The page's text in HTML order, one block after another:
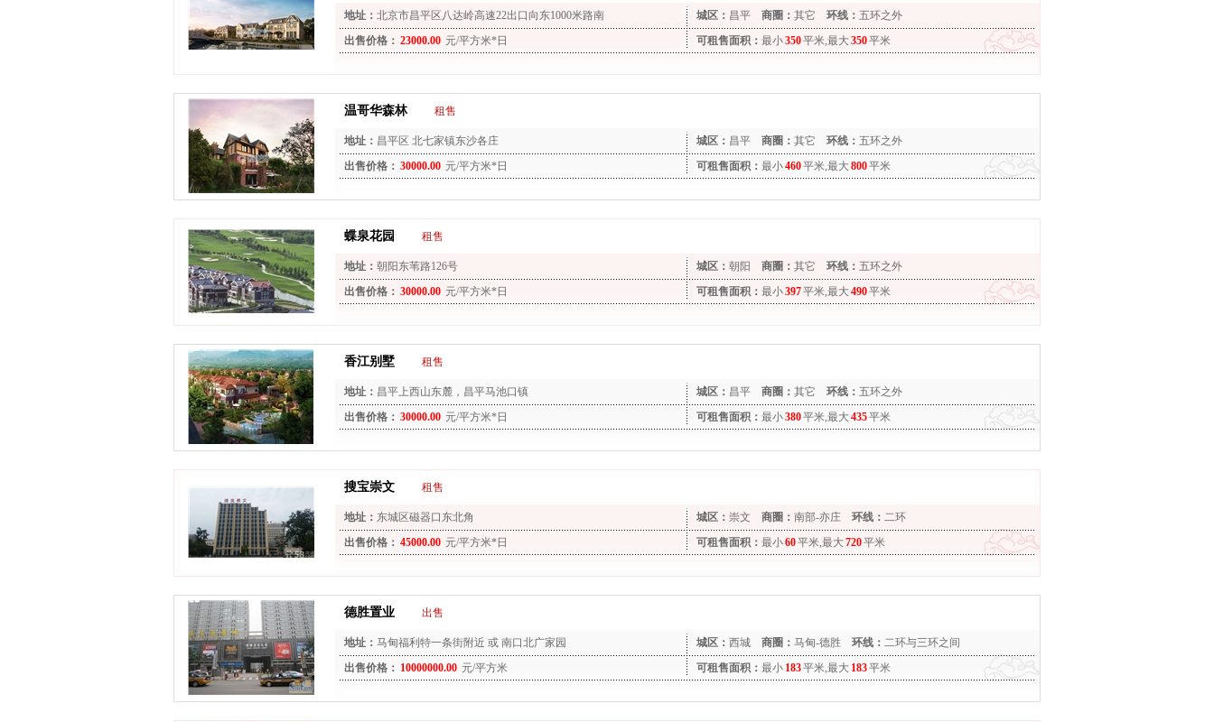
地址： 北京市昌平区八达岭高速22出口向东1000米路南 城区： 昌平 商圈： 其它 环线： 五环之外
出售价格： 23000.00 元/平方米*日 可租售面积： 最小350平米,最大350平米
温哥华森林 租售
地址： 昌平区 北七家镇东沙各庄 城区： 昌平 商圈： 其它 环线： 五环之外
出售价格： 30000.00 元/平方米*日 可租售面积： 最小460平米,最大800平米
蝶泉花园 租售
地址： 朝阳东苇路126号 城区： 朝阳 商圈： 其它 环线： 五环之外
出售价格： 30000.00 元/平方米*日 可租售面积： 最小397平米,最大490平米
香江别墅 租售
地址： 昌平上西山东麓，昌平马池口镇 城区： 昌平 商圈： 其它 环线： 五环之外
出售价格： 30000.00 元/平方米*日 可租售面积： 最小380平米,最大435平米
搜宝崇文 租售
地址： 东城区磁器口东北角 城区： 崇文 商圈： 南部-亦庄 环线： 二环
出售价格： 45000.00 元/平方米*日 可租售面积： 最小60平米,最大720平米
德胜置业 出售
地址： 马甸福利特一条街附近 或 南口北广家园 城区： 西城 商圈： 马甸-德胜 环线： 二环与三环之间
出售价格： 10000000.00 元/平方米 可租售面积： 最小 183平米,最大 183平米